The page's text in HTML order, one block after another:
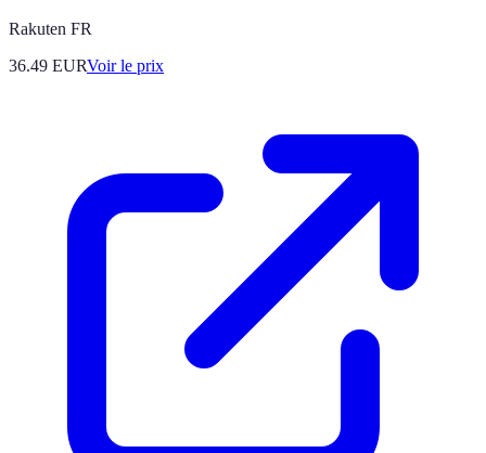
Rakuten FR
36.49 EURVoir le prix